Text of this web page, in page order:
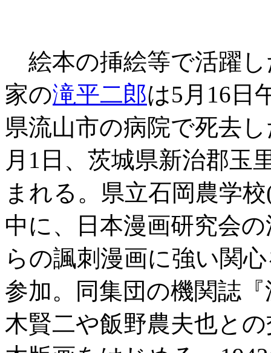
絵本の挿絵等で活躍
家の滝平二郎は5月16日
県流山市の病院で死去
月1日、茨城県新治郡玉
まれる。県立石岡農学
中に、日本漫画研究会
らの諷刺漫画に強い関
参加。同集団の機関誌
木賢二や飯野農夫也と